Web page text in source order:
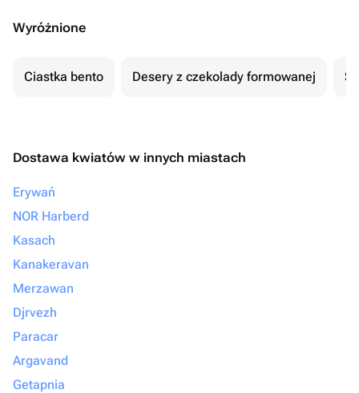
Wyróżnione
Ciastka bento Desery z czekolady formowanej
Dostawa kwiatów w innych miastach
Erywań
NOR Harberd
Kasach
Kanakeravan
Merzawan
Djrvezh
Paracar
Argavand
Getapnia